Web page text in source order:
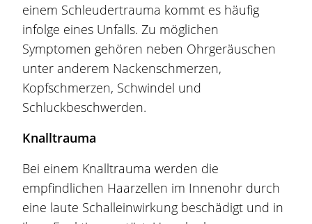
einem Schleudertrauma kommt es häufig
infolge eines Unfalls. Zu möglichen
Symptomen gehören neben Ohrgeräuschen
unter anderem Nackenschmerzen,
Kopfschmerzen, Schwindel und
Schluckbeschwerden.
Knalltrauma
Bei einem Knalltrauma werden die
empfindlichen Haarzellen im Innenohr durch
eine laute Schalleinwirkung beschädigt und in